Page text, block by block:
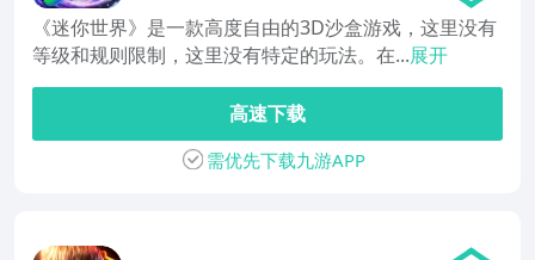
《迷你世界》是一款高度自由的3D沙盒游戏，这里没有
等级和规则限制，这里没有特定的玩法。在...展开
高速下载
需优先下载九游APP